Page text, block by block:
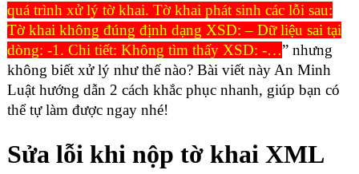
quá trình xử lý tờ khai. Tờ khai phát sinh các lỗi sau:
Tờ khai không đúng định dạng XSD: – Dữ liệu sai tại
dòng: -1. Chi tiết: Không tìm thấy XSD: -…” nhưng
không biết xử lý như thế nào? Bài viết này An Minh
Luật hướng dẫn 2 cách khắc phục nhanh, giúp bạn có
thể tự làm được ngay nhé!
Sửa lỗi khi nộp tờ khai XML